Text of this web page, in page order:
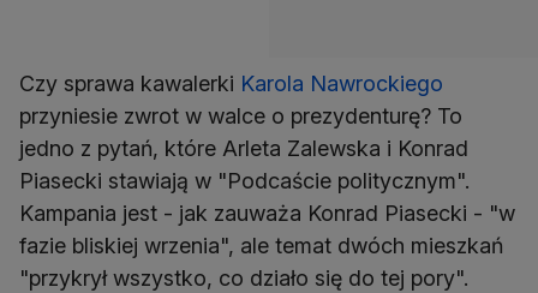
Czy sprawa kawalerki Karola Nawrockiego
przyniesie zwrot w walce o prezydenturę? To
jedno z pytań, które Arleta Zalewska i Konrad
Piasecki stawiają w "Podcaście politycznym".
Kampania jest - jak zauważa Konrad Piasecki - "w
fazie bliskiej wrzenia", ale temat dwóch mieszkań
"przykrył wszystko, co działo się do tej pory".